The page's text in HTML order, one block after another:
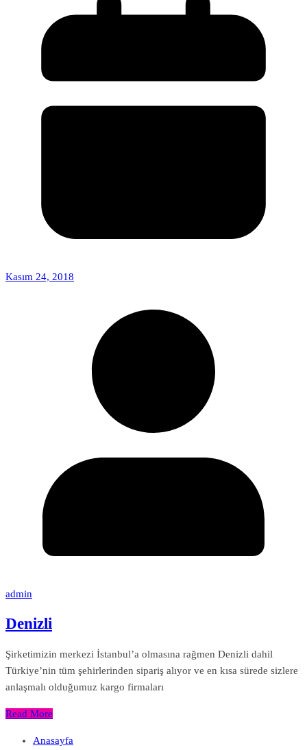
Kasım 24, 2018
admin
Denizli
Şirketimizin merkezi İstanbul’a olmasına rağmen Denizli dahil
Türkiye’nin tüm şehirlerinden sipariş alıyor ve en kısa sürede sizlere
anlaşmalı olduğumuz kargo firmaları
Read More
Anasayfa